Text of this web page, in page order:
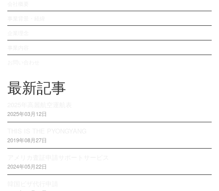
最新記事
2025年03月12日
2019年08月27日
2024年05月22日